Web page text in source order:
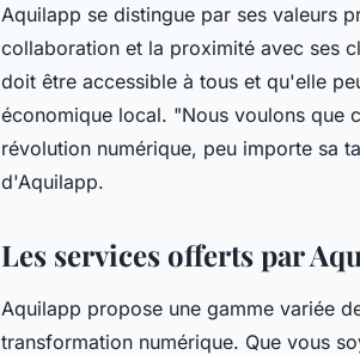
Aquilapp se distingue par ses valeurs
collaboration et la proximité avec ses
doit être accessible à tous et qu'elle
économique local. "Nous voulons que
révolution numérique, peu importe sa
d'Aquilapp.
Les services offerts par
Aquilapp propose une gamme variée
transformation numérique. Que vous